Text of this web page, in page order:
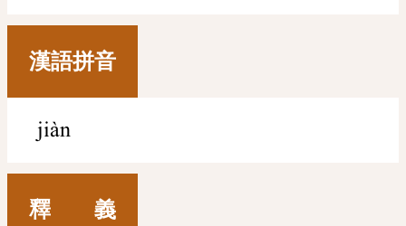
漢語拼音
jiàn
釋 義